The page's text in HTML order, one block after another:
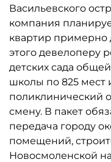
Васильевского
компания
квартир примерно
этого девелоперу
детских сада
школы по 825 мест
поликлинический
смену. В пакет
передача городу
помещений,
Новосмоленской